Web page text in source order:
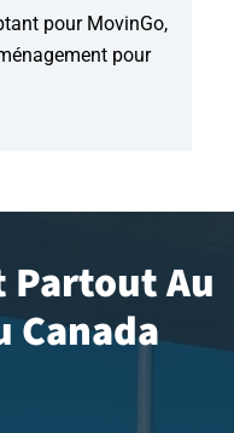
pour MovinGo,
pour
Partout Au
Canada